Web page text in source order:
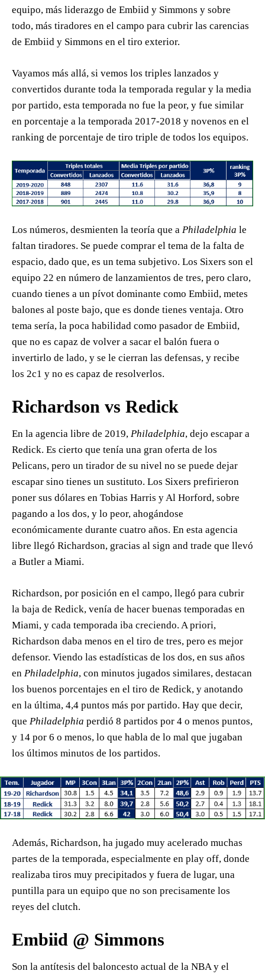
equipo, más liderazgo de Embiid y Simmons y sobre
todo, más tiradores en el campo para cubrir las carencias
de Embiid y Simmons en el tiro exterior.
Vayamos más allá, si vemos los triples lanzados y
convertidos durante toda la temporada regular y la media
por partido, esta temporada no fue la peor, y fue similar
en porcentaje a la temporada 2017-2018 y novenos en el
ranking de porcentaje de tiro triple de todos los equipos.
Los números, desmienten la teoría que a Philadelphia le
faltan tiradores. Se puede comprar el tema de la falta de
espacio, dado que, es un tema subjetivo. Los Sixers son el
equipo 22 en número de lanzamientos de tres, pero claro,
cuando tienes a un pívot dominante como Embiid, metes
balones al poste bajo, que es donde tienes ventaja. Otro
tema sería, la poca habilidad como pasador de Embiid,
que no es capaz de volver a sacar el balón fuera o
invertirlo de lado, y se le cierran las defensas, y recibe
los 2c1 y no es capaz de resolverlos.
Richardson vs Redick
En la agencia libre de 2019, Philadelphia, dejo escapar a
Redick. Es cierto que tenía una gran oferta de los
Pelicans, pero un tirador de su nivel no se puede dejar
escapar sino tienes un sustituto. Los Sixers prefirieron
poner sus dólares en Tobias Harris y Al Horford, sobre
pagando a los dos, y lo peor, ahogándose
económicamente durante cuatro años. En esta agencia
libre llegó Richardson, gracias al sign and trade que llevó
a Butler a Miami.
Richardson, por posición en el campo, llegó para cubrir
la baja de Redick, venía de hacer buenas temporadas en
Miami, y cada temporada iba creciendo. A priori,
Richardson daba menos en el tiro de tres, pero es mejor
defensor. Viendo las estadísticas de los dos, en sus años
en Philadelphia, con minutos jugados similares, destacan
los buenos porcentajes en el tiro de Redick, y anotando
en la última, 4,4 puntos más por partido. Hay que decir,
que Philadelphia perdió 8 partidos por 4 o menos puntos,
y 14 por 6 o menos, lo que habla de lo mal que jugaban
los últimos minutos de los partidos.
Además, Richardson, ha jugado muy acelerado muchas
partes de la temporada, especialmente en play off, donde
realizaba tiros muy precipitados y fuera de lugar, una
puntilla para un equipo que no son precisamente los
reyes del clutch.
Embiid @ Simmons
Son la antítesis del baloncesto actual de la NBA y el